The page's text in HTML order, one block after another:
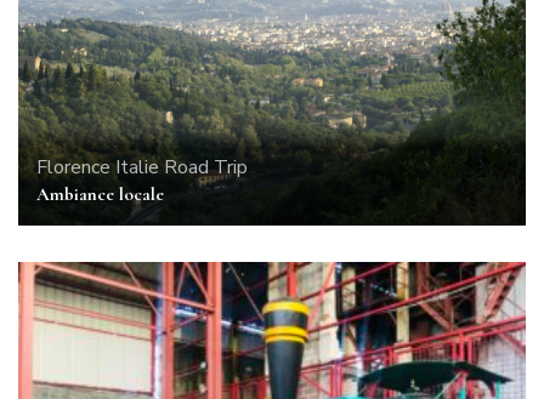
Florence Italie Road Trip
Ambiance locale